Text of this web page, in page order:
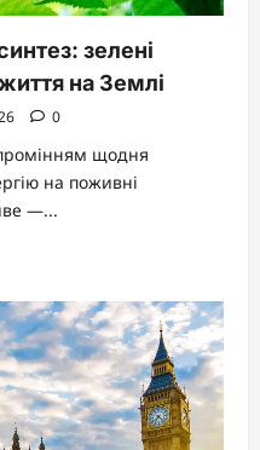
зелені
на Землі
0
щодня
на поживні
—...